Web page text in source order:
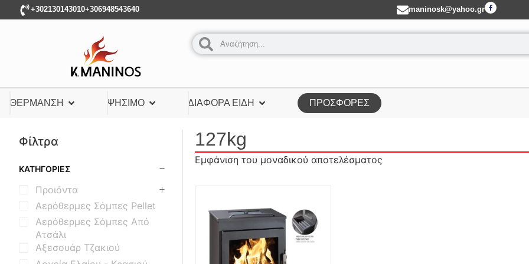
+302130143010+306948543640 maninosk@yahoo.gr
ΘΈΡΜΑΝΣΗ ΨΉΣΙΜΟ ΔΙΆΦΟΡΑ ΕΊΔΗ ΠΡΟΣΦΟΡΕΣ
Φίλτρα
ΚΑΤΗΓΟΡΊΕΣ
Προιόντα
Αερόθερμες Σόμπες Pellet
Αερόθερμες Σόμπες Από
Ατσάλι
Αξεσουάρ Τζακιού
127kg
Εμφάνιση του μοναδικού αποτελέσματος